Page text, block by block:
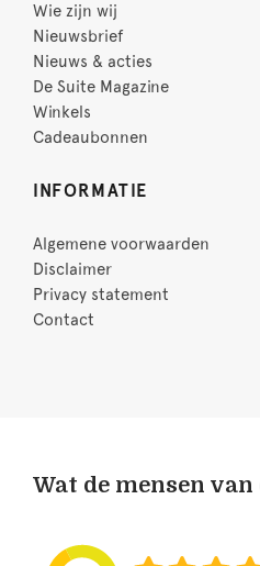
Wie zijn wij
Nieuwsbrief
Nieuws & acties
De Suite Magazine
Winkels
Cadeaubonnen
INFORMATIE
Algemene voorwaarden
Disclaimer
Privacy statement
Contact
Wat de mensen